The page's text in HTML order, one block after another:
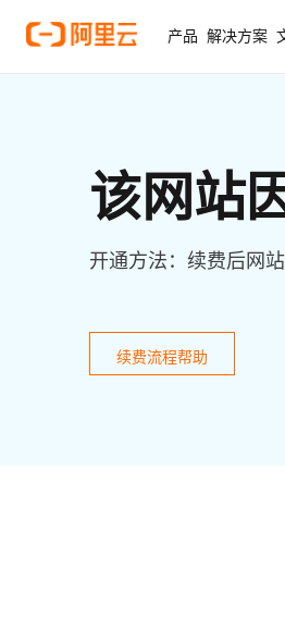
产品 解决方案
该网站
开通方法：续费后网
续费流程帮助